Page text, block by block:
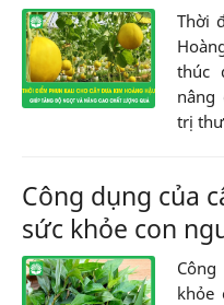
Thời
thúc
nâng
trị
Công dụng của
sức khỏe con
khỏe